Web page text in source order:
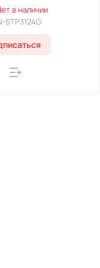
"Леон"
в наличии
STP3124G